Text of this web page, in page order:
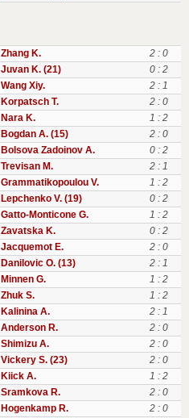
Zhang K.
2 : 0
Juvan K. (21)
0 : 2
Wang Xiy.
2 : 1
Korpatsch T.
2 : 0
Nara K.
1 : 2
Bogdan A. (15)
2 : 0
Bolsova Zadoinov A.
0 : 2
Trevisan M.
2 : 1
Grammatikopoulou V.
1 : 2
Lepchenko V. (19)
0 : 2
Gatto-Monticone G.
1 : 2
Zavatska K.
0 : 2
Jacquemot E.
2 : 0
Danilovic O. (13)
2 : 1
Minnen G.
1 : 2
Zhuk S.
1 : 2
Kalinina A.
2 : 1
Anderson R.
2 : 0
Shimizu A.
2 : 0
Vickery S. (23)
2 : 0
Kiick A.
1 : 2
Sramkova R.
2 : 0
Hogenkamp R.
2 : 0